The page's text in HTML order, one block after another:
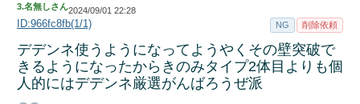
3.名無しさん2024/09/01 22:28
ID:966fc8fb(1/1) NG 削除依頼
デデンネ使うようになってようやくその壁突破で
きるようになったからきのみタイプ2体目よりも個
人的にはデデンネ厳選がんばろうぜ派